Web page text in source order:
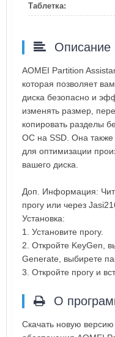
Таблетка:
Описание
AOMEI Partition
которая позволяет
диска безопасно и
изменять размер,
копировать разделы
ОС на SSD. Она также
для оптимизации
вашего диска.
Доп. Информация:
прогу или через
Установка:
1. Установите прогу.
2. Откройте KeyGen,
Generate, выбирете
3. Откройте прогу и
О
Скачать новую